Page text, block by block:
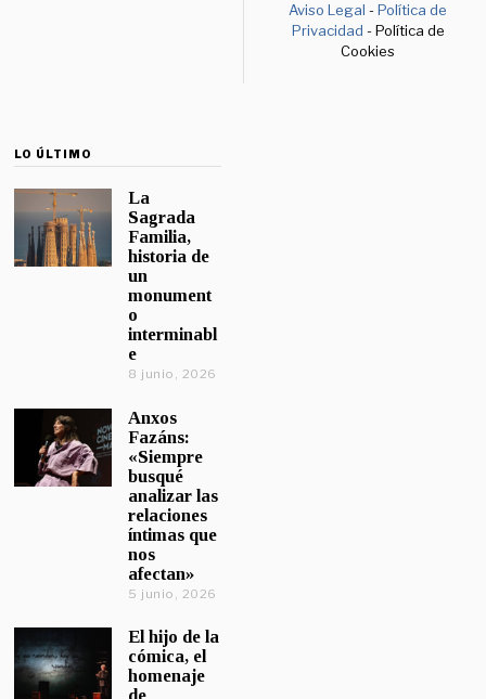
Aviso Legal -Política de
Privacidad - Política de
Cookies
LO ÚLTIMO
La
Sagrada
Familia,
historia de
un
monument
o
interminabl
e
8 junio, 2026
Anxos
Fazáns:
«Siempre
busqué
analizar las
relaciones
íntimas que
nos
afectan»
5 junio, 2026
El hijo de la
cómica, el
homenaje